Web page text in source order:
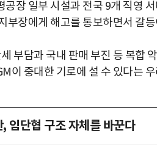
공장 일부 시설과 전국 9개 직영
부장에게 해고를 통보하면서 갈
부담과 국내 판매 부진 등 복합
이 중대한 기로에 설 수 있다는
임단협 구조 자체를 바꾼다